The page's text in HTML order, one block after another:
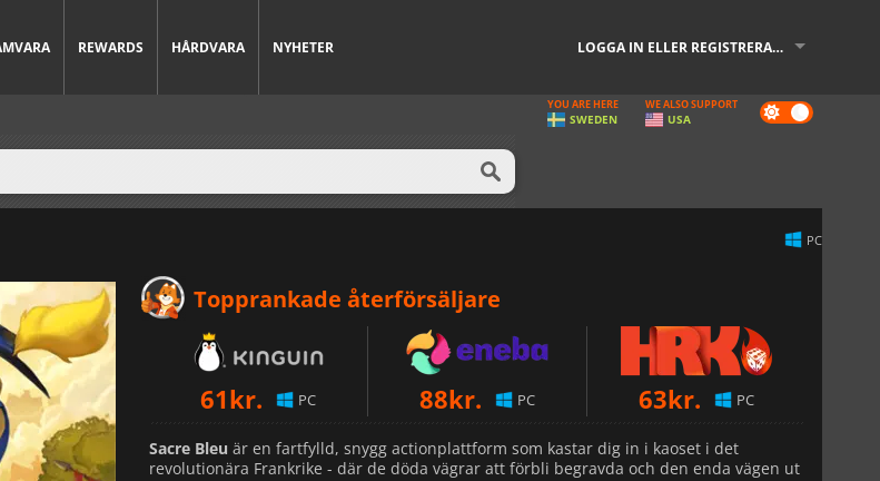
REWARDS HÅRDVARA NYHETER LOGGA IN ELLER REGISTRERA DIG
Dark
mode
YOU ARE HERE
SWEDEN
WE ALSO SUPPORT
USA
PC
Topprankade återförsäljare
61kr. PC 88kr. PC 63kr. PC
Sacre Bleu är en fartfylld, snygg actionplattform som kastar dig in i kaoset i det
revolutionära Frankrike - där de döda vägrar att förbli begravda och den enda vägen ut